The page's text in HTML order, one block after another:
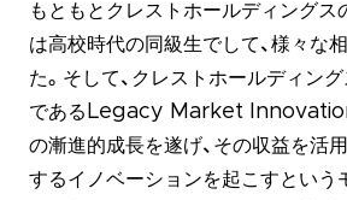
もともとクレストホールディングス
は高校時代の同級生でして、様々な
た。そして、クレストホールディン
であるLegacy Market
の漸進的成長を遂げ、その収益を活
するイノベーションを起こすという